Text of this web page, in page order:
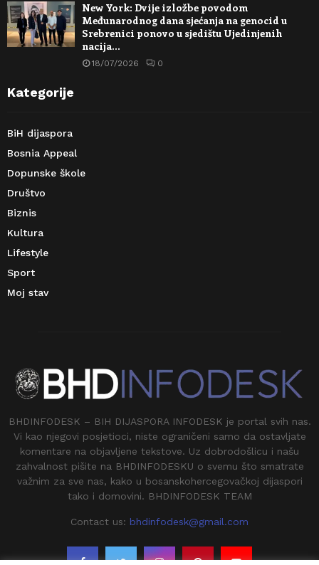
New York: Dvije izložbe povodom
Međunarodnog dana sjećanja na genocid u
Srebrenici ponovo u sjedištu Ujedinjenih
nacija…
18/07/2026 0
Kategorije
BiH dijaspora
Bosnia Appeal
Dopunske škole
Društvo
Biznis
Kultura
Lifestyle
Sport
Moj stav
BHDINFODESK – BIH DIJASPORA INFODESK je portal svih nas.
Vi kao njegovi posjetioci, niste ograničeni samo da ostavljate
komentare na objavljene tekstove. Uz dobrodošlicu i našu
zahvalnost pišite na BHDINFODESKU o svemu što smatrate
važnim za sve nas, kako u bosanskohercegovačkoj dijaspori
tako i domovini. BHDINFODESK TEAM
Contact us: bhdinfodesk@gmail.com